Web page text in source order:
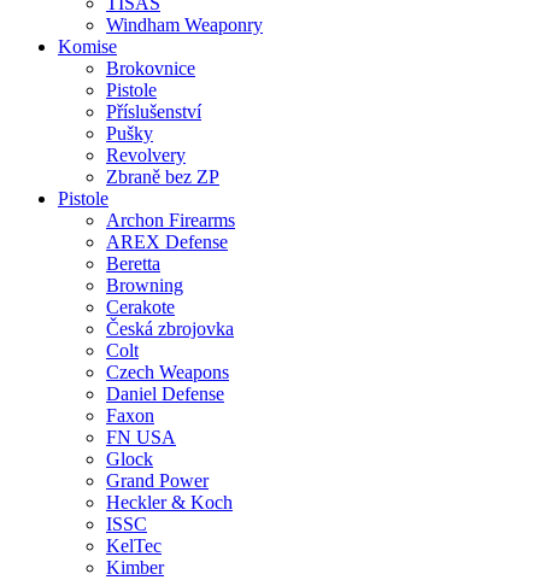
Windham Weaponry
Komise
Brokovnice
Pistole
Příslušenství
Pušky
Revolvery
Zbraně bez ZP
Pistole
Archon Firearms
AREX Defense
Beretta
Browning
Cerakote
Česká zbrojovka
Colt
Czech Weapons
Daniel Defense
Faxon
FN USA
Glock
Grand Power
Heckler & Koch
ISSC
KelTec
Kimber